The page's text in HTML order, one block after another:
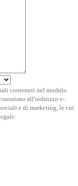
contenuti nel modulo
all'indirizzo e-
e di marketing, le cui